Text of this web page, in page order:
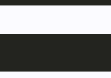
-f install